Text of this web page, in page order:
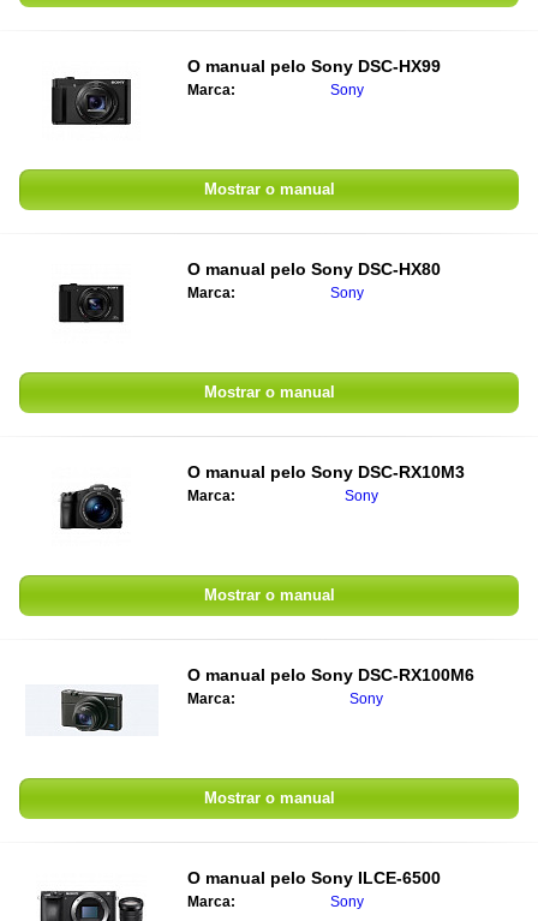
O manual pelo Sony DSC-HX99
Marca: Sony
Mostrar o manual
O manual pelo Sony DSC-HX80
Marca: Sony
Mostrar o manual
O manual pelo Sony DSC-RX10M3
Marca: Sony
Mostrar o manual
O manual pelo Sony DSC-RX100M6
Marca: Sony
Mostrar o manual
O manual pelo Sony ILCE-6500
Marca: Sony